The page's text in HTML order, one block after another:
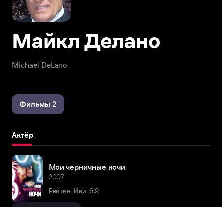
Michael DeLano
Майкл Делано
Фильмы 2
Актёр
Мои черничные ночи
2007
Рейтинг Иви: 6,9